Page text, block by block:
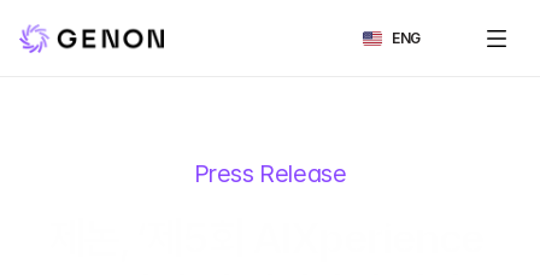
ENG
Press Release